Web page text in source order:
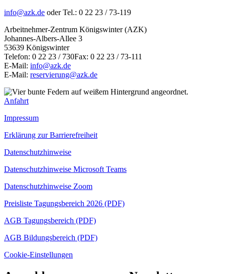
info@azk.de oder Tel.: 0 22 23 / 73-119
Arbeitnehmer-Zentrum Königswinter (AZK)
Johannes-Albers-Allee 3
53639 Königswinter
Telefon: 0 22 23 / 730Fax: 0 22 23 / 73-111
E-Mail: info@azk.de
E-Mail: reservierung@azk.de
Anfahrt
Impressum
Erklärung zur Barrierefreiheit
Datenschutzhinweise
Datenschutzhinweise Microsoft Teams
Datenschutzhinweise Zoom
Preisliste Tagungsbereich 2026 (PDF)
AGB Tagungsbereich (PDF)
AGB Bildungsbereich (PDF)
Cookie-Einstellungen